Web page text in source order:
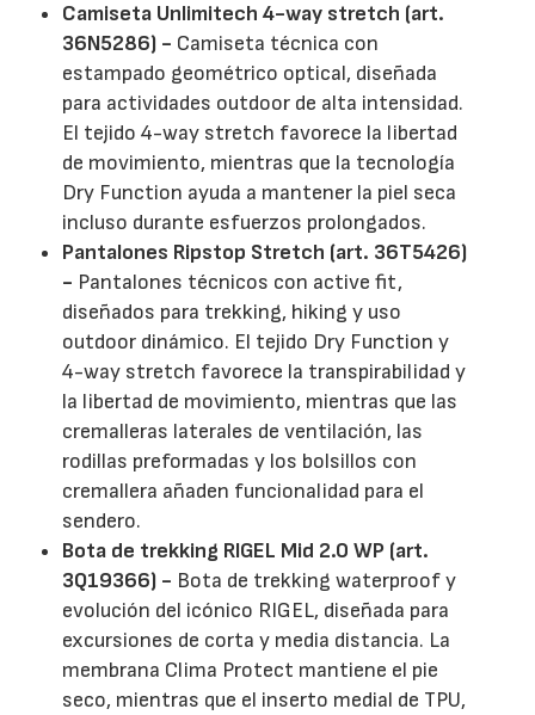
Camiseta Unlimitech 4-way stretch (art.
36N5286) - Camiseta técnica con
estampado geométrico optical, diseñada
para actividades outdoor de alta intensidad.
El tejido 4-way stretch favorece la libertad
de movimiento, mientras que la tecnología
Dry Function ayuda a mantener la piel seca
incluso durante esfuerzos prolongados.
Pantalones Ripstop Stretch (art. 36T5426)
- Pantalones técnicos con active fit,
diseñados para trekking, hiking y uso
outdoor dinámico. El tejido Dry Function y
4-way stretch favorece la transpirabilidad y
la libertad de movimiento, mientras que las
cremalleras laterales de ventilación, las
rodillas preformadas y los bolsillos con
cremallera añaden funcionalidad para el
sendero.
Bota de trekking RIGEL Mid 2.0 WP (art.
3Q19366) - Bota de trekking waterproof y
evolución del icónico RIGEL, diseñada para
excursiones de corta y media distancia. La
membrana Clima Protect mantiene el pie
seco, mientras que el inserto medial de TPU,